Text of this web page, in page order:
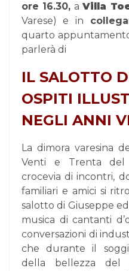
ore 16.30, aVilla
Varese) e in
quarto
parlerà di
IL SALOTTO
OSPITI
NEGLI ANNI
La dimora varesina
Venti e Trenta del
crocevia di incontri,
familiari e amici si
salotto di Giuseppe
musica di cantanti
conversazioni di
che durante il
della bellezza del